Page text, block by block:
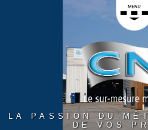
Panneau de gestion des cookies
LA PASSION DU
DE VOS